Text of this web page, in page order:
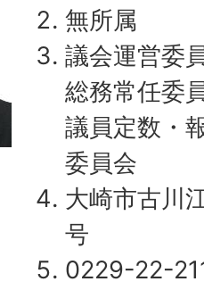
無所属
議会運営委
総務常任委
議員定数・
委員会
大崎市古川
号
0229-22-